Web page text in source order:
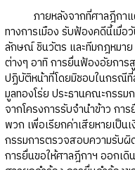
ภายหลังจากที่ศาลฎีกาแ
ทางการเมือง รับฟ้องคดีนี้เมื่
ลักษณ์ ชินวัตร และทีมกฎหมาย
ต่างๆ อาทิ การยื่นฟ้องอัยกา
ปฏิบัติหน้าที่โดยมิชอบในกรณี
มูลทองโร่ย ประธานคณะกรรม
จากโครงการรับจำนำข้าว กา
พวก เพื่อเรียกค่าเสียหายเป็
กรรมการตรวจสอบความรับผิ
การยื่นขอให้ศาลฎีกาฯ ออกเ